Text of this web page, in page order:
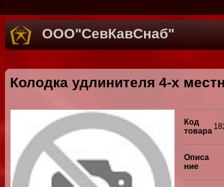
1
ООО"СевКавСнаб"
Колодка удлинителя 4-х
Код
товара
Описа
ние